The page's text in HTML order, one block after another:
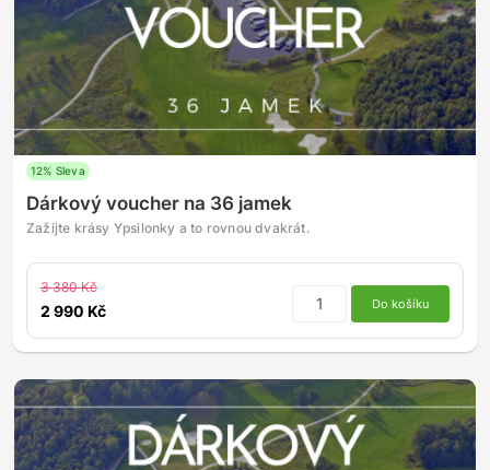
12% Sleva
Dárkový voucher na 36 jamek
Zažijte krásy Ypsilonky a to rovnou dvakrát.
3 380 Kč
2 990 Kč Do košíku